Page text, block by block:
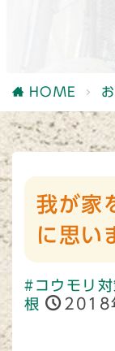
HOME
我が家
に思い
#コウモリ対
根
2018